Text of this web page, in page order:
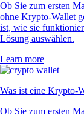
Ob Sie zum ersten
ohne Krypto-Wallet
ist, wie sie
Lösung auswählen.
Learn more
Was ist eine Krypto-
Ob Sie zum ersten